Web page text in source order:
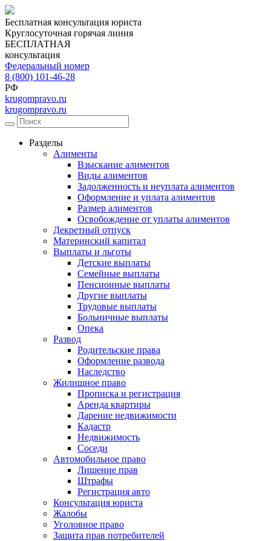
Бесплатная консультация юриста
Круглосуточная горячая линия
БЕСПЛАТНАЯ
консультация
Федеральный номер
8 (800) 101-46-28
РФ
krugompravo.ru
krugompravo.ru
Разделы
Алименты
Взыскание алиментов
Виды алиментов
Задолженность и неуплата алиментов
Оформление и уплата алиментов
Размер алиментов
Освобождение от уплаты алиментов
Декретный отпуск
Материнский капитал
Выплаты и льготы
Детские выплаты
Семейные выплаты
Пенсионные выплаты
Другие выплаты
Трудовые выплаты
Больничные выплаты
Опека
Развод
Родительские права
Оформление развода
Наследство
Жилищное право
Прописка и регистрация
Аренда квартиры
Дарение недвижимости
Кадастр
Недвижимость
Соседи
Автомобильное право
Лишение прав
Штрафы
Регистрация авто
Консультация юриста
Жалобы
Уголовное право
Защита прав потребителей